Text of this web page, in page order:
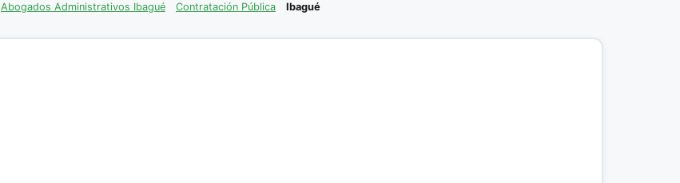
Abogados Administrativos Ibagué Contratación Pública Ibagué